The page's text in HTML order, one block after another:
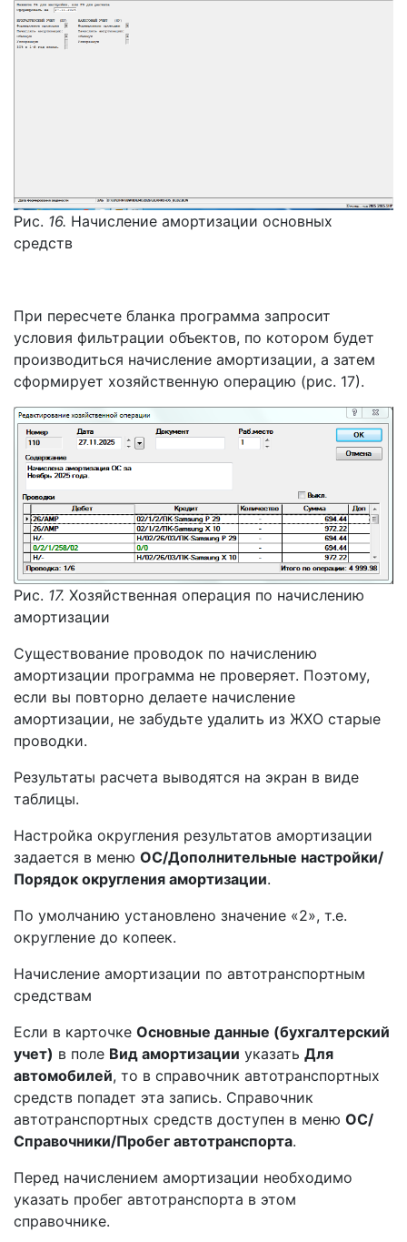
Рис. 16. Начисление амортизации основных
средств
При пересчете бланка программа запросит
условия фильтрации объектов, по котором будет
производиться начисление амортизации, а затем
сформирует хозяйственную операцию (рис. 17).
Рис. 17. Хозяйственная операция по начислению
амортизации
Существование проводок по начислению
амортизации программа не проверяет. Поэтому,
если вы повторно делаете начисление
амортизации, не забудьте удалить из ЖХО старые
проводки.
Результаты расчета выводятся на экран в виде
таблицы.
Настройка округления результатов амортизации
задается в меню ОС/Дополнительные настройки/
Порядок округления амортизации.
По умолчанию установлено значение «2», т.е.
округление до копеек.
Начисление амортизации по автотранспортным
средствам
Если в карточке Основные данные (бухгалтерский
учет) в поле Вид амортизации указать Для
автомобилей, то в справочник автотранспортных
средств попадет эта запись. Справочник
автотранспортных средств доступен в меню ОС/
Справочники/Пробег автотранспорта.
Перед начислением амортизации необходимо
указать пробег автотранспорта в этом
справочнике.